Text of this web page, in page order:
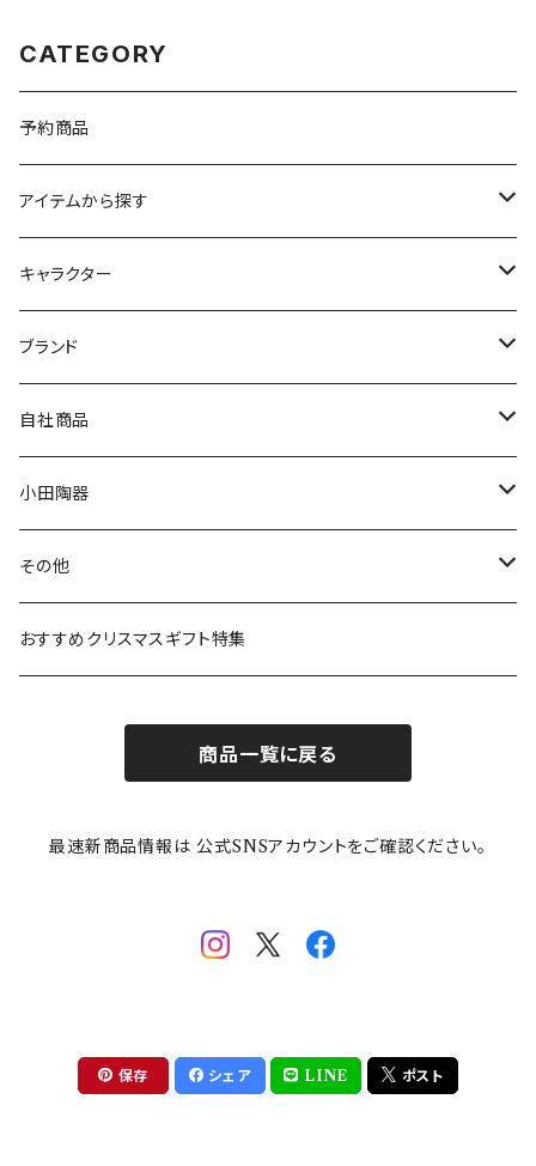
CATEGORY
予約商品
アイテムから探す
九谷焼
マグ＆カップ
プレート
ボウル
ガラスウェア
カトラリー
キャラクター
ムーミン
80th記念アイテム
リトルミイの日記念アイテム
MOOMIN ANIMATION
スヌーピー
ピーターラビット
ポケットモンスター
mofusand（モフサンド）
mofsand×日比谷花壇
ちびまる子ちゃんandクレヨンしんちゃん
ブランド
LA AMYS(エミーズ)
LISA LARSON(リサラーソン)
LAURA ASHLEY(ローラ アシュレイ)
Finlayson(フィンレイソン)
HANAE MORI(ハナエモリ)
THE BEATLES(ザ・ビートルズ)
【山加商店×yaeko】migratory bird
自社商品
ねこ企画
Cecera(セセラ)
CELEC(セレック)
隅切り重箱
HAPPY DINING(ハッピーダイニング)
小田陶器
さざなみ
吉祥
メイメイウェア
SoSo(ソソ）
その他
リサイクル食器
おすすめクリスマスギフト特集
商品一覧に戻る
最速新商品情報は 公式SNSアカウントをご確認ください。
保存 シェア LINE ポスト